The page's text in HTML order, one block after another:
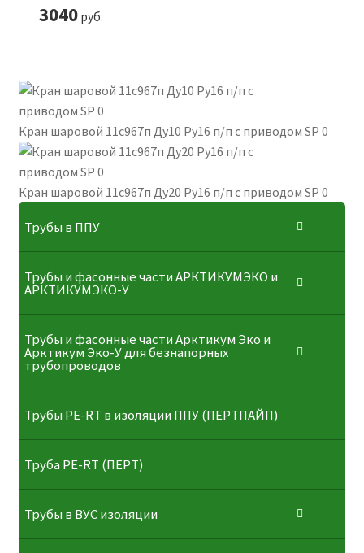
3040руб.
Кран шаровой 11с967п Ду10 Ру16 п/п с приводом SP 0
Кран шаровой 11с967п Ду20 Ру16 п/п с приводом SP 0
Трубы в ППУ
Трубы и фасонные части АРКТИКУМЭКО и
АРКТИКУМЭКО-У
Трубы и фасонные части Арктикум Эко и
Арктикум Эко-У для безнапорных
трубопроводов
Трубы PE-RT в изоляции ППУ (ПЕРТПАЙП)
⁠Трубa PE-RT (ПЕРТ)
Трубы в ВУС изоляции